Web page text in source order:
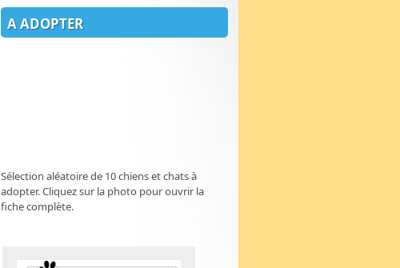
A ADOPTER
Sélection aléatoire de 10 chiens et chats à
adopter. Cliquez sur la photo pour ouvrir la
fiche complète.